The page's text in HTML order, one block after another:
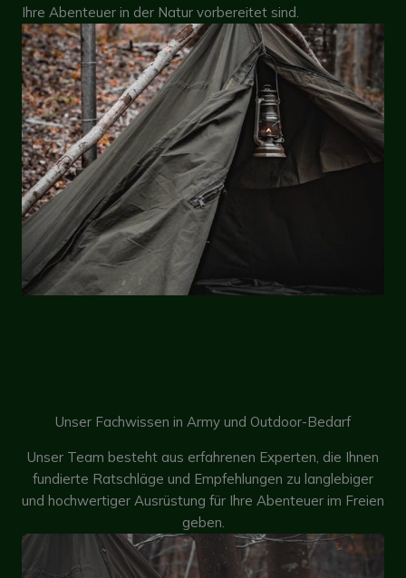
Ihre Abenteuer in der Natur vorbereitet sind.
Unser Fachwissen in Army und Outdoor-Bedarf
Unser Team besteht aus erfahrenen Experten, die Ihnen
fundierte Ratschläge und Empfehlungen zu langlebiger
und hochwertiger Ausrüstung für Ihre Abenteuer im Freien
geben.